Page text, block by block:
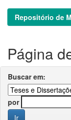
Repositório de
Página
Buscar em:
por